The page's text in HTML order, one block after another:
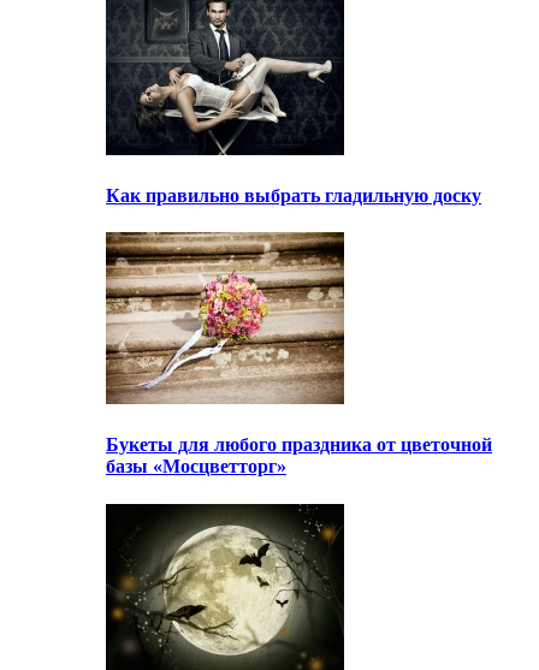
Как правильно выбрать гладильную доску
Букеты для любого праздника от цветочной
базы «Мосцветторг»